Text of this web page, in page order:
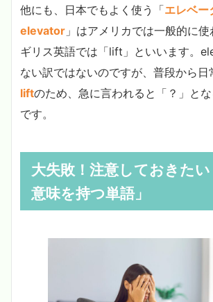
他にも、日本でもよく使う「エレベー
elevator 」はアメリカでは一般的に
ギリス英語では「lift」といいます。
ない訳ではないのですが、普段から日
liftのため、急に言われると「？」と
です。
大失敗！注意しておきた
意味を持つ単語」